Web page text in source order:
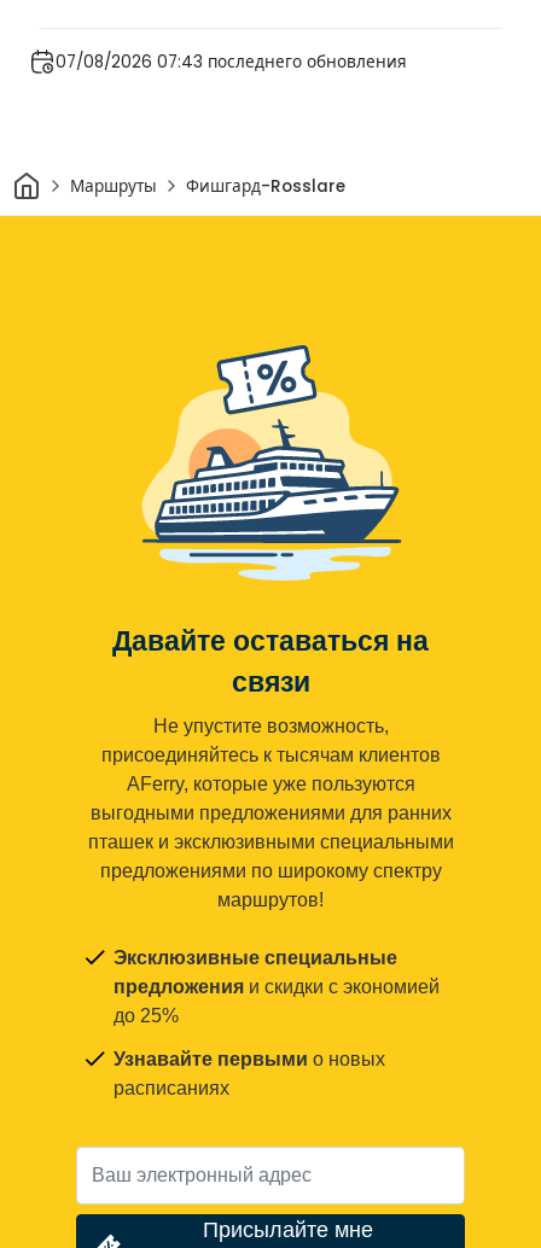
07/08/2026 07:43 последнего обновления
ДомМаршруты Фишгард-Rosslare
Давайте оставаться на
связи
Не упустите возможность,
присоединяйтесь к тысячам клиентов
AFerry, которые уже пользуются
выгодными предложениями для ранних
пташек и эксклюзивными специальными
предложениями по широкому спектру
маршрутов!
Эксклюзивные специальные
предложения и скидки с экономией
до 25%
Узнавайте первыми о новых
расписаниях
Присылайте мне